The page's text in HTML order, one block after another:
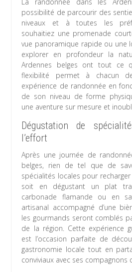
possibilité de parcourir des
niveaux et à toutes les
souhaitiez une promenade
vue panoramique rapide ou une
explorer en profondeur la
Ardennes belges ont tout ce
flexibilité permet à chacun
expérience de randonnée en
de son niveau de forme
une aventure sur mesure et
Dégustation de
l’effort
Après une journée de
belges, rien de tel que de
spécialités locales pour
soit en dégustant un plat
carbonade flamande ou en
artisanal accompagné d’une
les gourmands seront comblés
de la région. Cette expérience
est l’occasion parfaite de
gastronomie locale tout en
conviviaux avec ses compagnons